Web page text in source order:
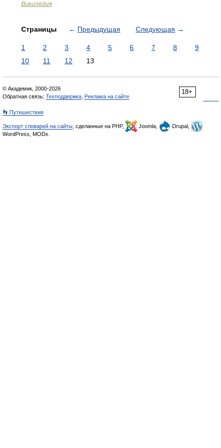
Википедия
Страницы ← Предыдущая Следующая →
1 2 3 4 5 6 7 8
9
10
11 12 13
18+
© Академик, 2000-2026
Обратная связь: Техподдержка Реклама на сайте
👣 Путешествия
Экспорт словарей на сайты , сделанные на PHP, Joomla,
Drupal,
WordPress, MODx.